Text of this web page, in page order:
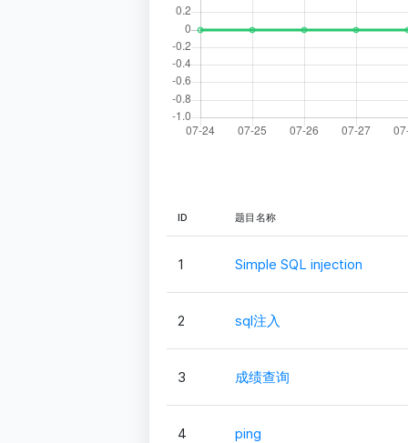
ID 题目名称
1 Simple SQL injection
2 sql注入
3 成绩查询
4 ping